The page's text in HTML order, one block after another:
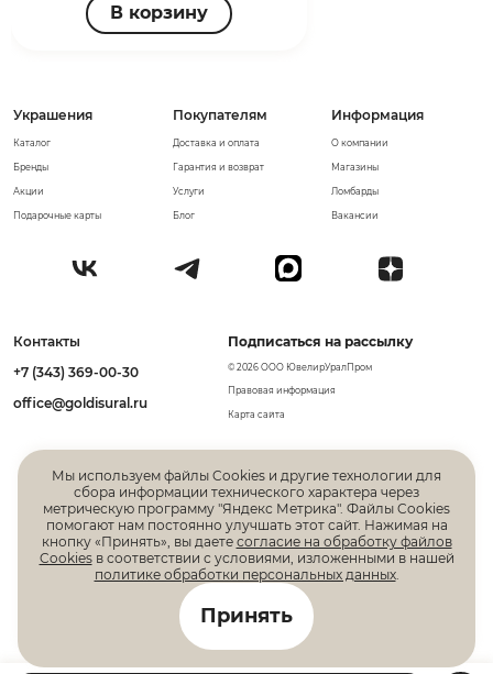
В корзину
Информация
О компании
Магазины
Ломбарды
Вакансии
Украшения
Каталог
Бренды
Акции
Подарочные карты
Покупателям
Доставка и оплата
Гарантия и возврат
Услуги
Блог
Контакты
+7 (343) 369-00-30
office@goldisural.ru
Подписаться на рассылку
© 2026 ООО ЮвелирУралПром
Правовая информация
Карта сайта
Все права защищены. Информация, размещенная на
данной странице, не является публичной офертой
Мы используем файлы Cookies и другие технологии для
сбора информации технического характера через
метрическую программу "Яндекс Метрика". Файлы Cookies
помогают нам постоянно улучшать этот сайт. Нажимая на
кнопку «Принять», вы даете согласие на обработку файлов
Cookiesв соответствии с условиями, изложенными в нашей
политике обработки персональных данных.
Принять